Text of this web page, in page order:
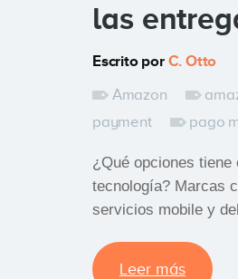
las
Escrito por C. Otto
Amazon
payment
pago
¿Qué opciones
tecnología? Marcas
servicios mobile y
Leer más